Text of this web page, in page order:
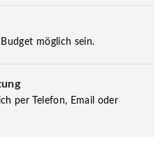
möglich sein.
per Telefon, Email oder